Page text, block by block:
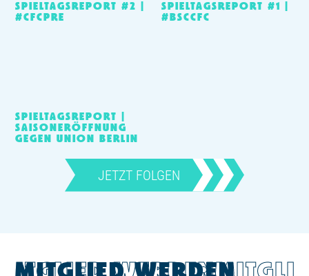
SPIELTAGSREPORT #2 |
#CFCPRE
SPIELTAGSREPORT #1 |
#BSCCFC
SPIELTAGSREPORT |
SAISONERÖFFNUNG
GEGEN UNION BERLIN
JETZT FOLGEN